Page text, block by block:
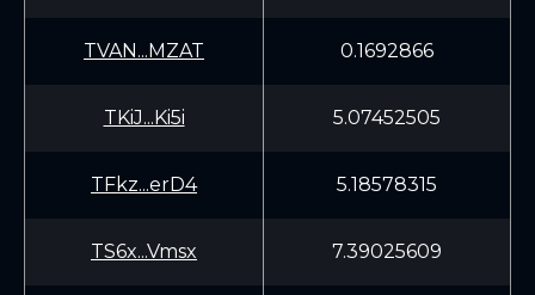
TVAN...MZAT 0.1692866
TKiJ...Ki5i 5.07452505
TFkz...erD4 5.18578315
TS6x...Vmsx 7.39025609